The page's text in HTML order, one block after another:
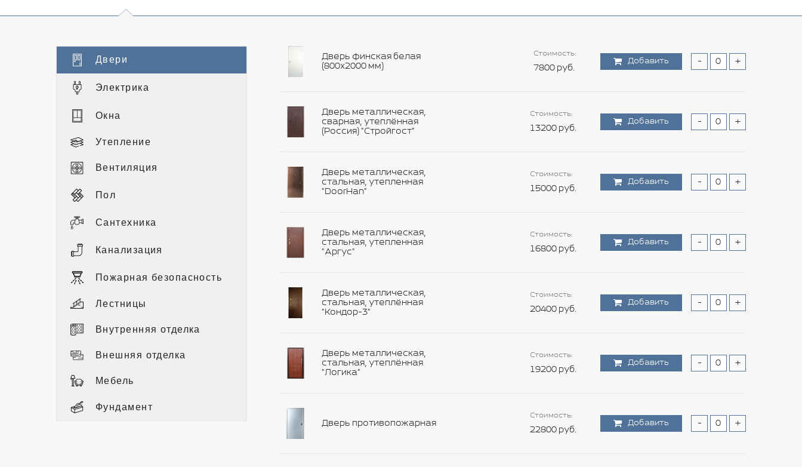
Двери
Электрика
Окна
Утепление
Вентиляция
Пол
Сантехника
Канализация
Пожарная безопасность
Лестницы
Внутренняя отделка
Внешняя отделка
Мебель
Фундамент
Дверь финская белая
(800х2000 мм)
Стоимость:
7800 руб.
Добавить - +
Дверь металлическая,
сварная, утеплённая
(Россия) "Стройгост"
Стоимость:
13200 руб.
Добавить - +
Дверь металлическая,
стальная, утепленная
"DoorHan"
Стоимость:
15000 руб.
Добавить - +
Дверь металлическая,
стальная, утепленная
"Аргус"
Стоимость:
16800 руб.
Добавить - +
Дверь металлическая,
стальная, утеплённая
"Кондор-3"
Стоимость:
20400 руб.
Добавить - +
Дверь металлическая,
стальная, утеплённая
"Логика"
Стоимость:
19200 руб.
Добавить - +
Дверь противопожарная
Стоимость:
22800 руб.
Добавить - +